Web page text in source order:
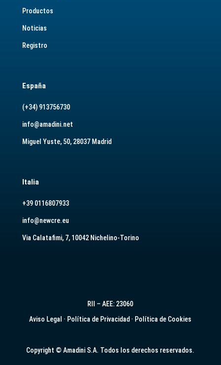
Productos
Noticias
Registro
España
(+34) 913756730
info@amadini.net
Miguel Yuste, 50, 28037 Madrid
Italia
+39 0116807933
info@newcre.eu
Via Calatafimi, 7, 10042 Nichelino-Torino
RII – AEE: 23060
Aviso Legal · Política de Privacidad · Política de Cookies
Copyright © Amadini S.A. Todos los derechos reservados.